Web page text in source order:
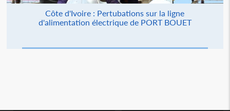
Côte d'Ivoire : Pertubations sur la ligne
d'alimentation électrique de PORT BOUET